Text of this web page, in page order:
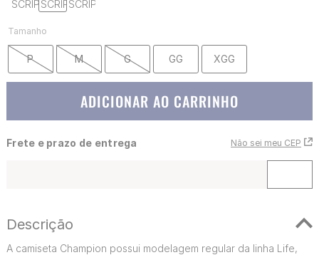
Tamanho
P M G GG XGG
ADICIONAR AO CARRINHO
Frete e prazo de entrega Não sei meu CEP
Descrição
A camiseta Champion possui modelagem regular da linha Life,